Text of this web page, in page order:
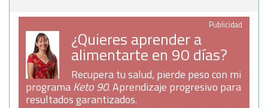
Publicidad
¿Quieres aprender a
alimentarte en 90 días?
Recupera tu salud, pierde peso con mi
programaKeto 90. Aprendizaje progresivo para
resultados garantizados.